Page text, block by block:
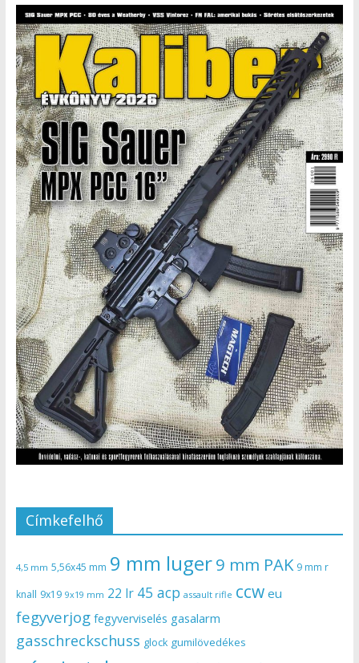
Címkefelhő
4,5 mm 5,56x45 mm 9 mm luger9 mm PAK 9 mm r
knall 9x19 9x19 mm 22 lr 45 acp assault rifle ccw eu
fegyverjog fegyverviselés gasalarm
gasschreckschuss glock gumilövedékes